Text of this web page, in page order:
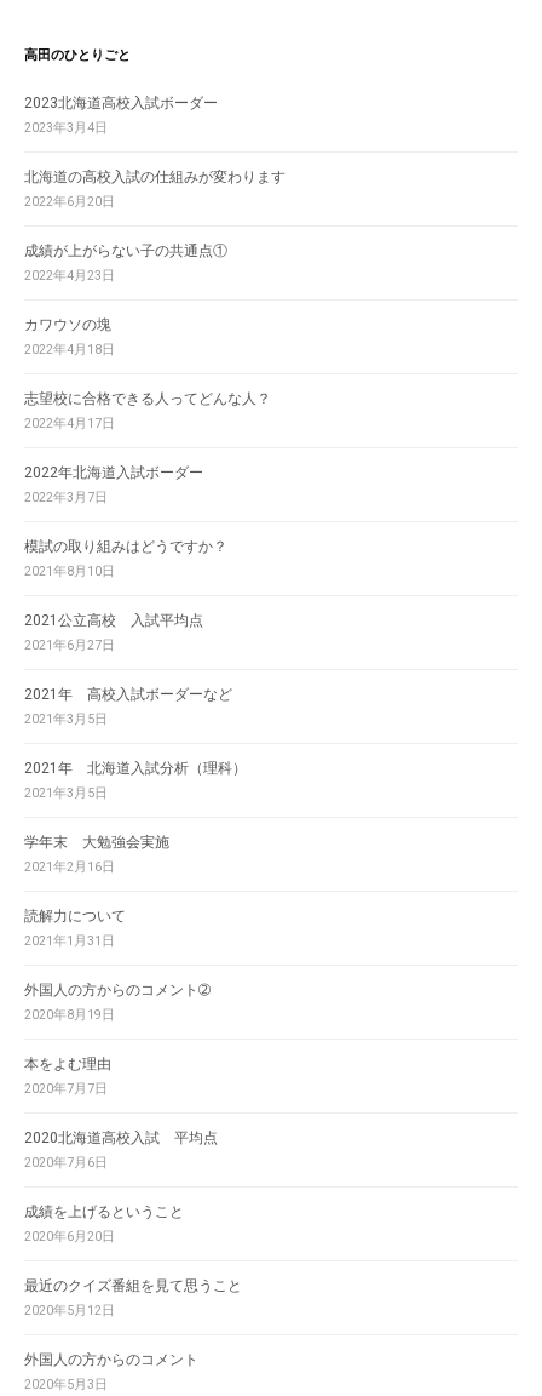
高田のひとりごと
2023北海道高校入試ボーダー
2023年3月4日
北海道の高校入試の仕組みが変わります
2022年6月20日
成績が上がらない子の共通点①
2022年4月23日
カワウソの塊
2022年4月18日
志望校に合格できる人ってどんな人？
2022年4月17日
2022年北海道入試ボーダー
2022年3月7日
模試の取り組みはどうですか？
2021年8月10日
2021公立高校 入試平均点
2021年6月27日
2021年 高校入試ボーダーなど
2021年3月5日
2021年 北海道入試分析（理科）
2021年3月5日
学年末 大勉強会実施
2021年2月16日
読解力について
2021年1月31日
外国人の方からのコメント➁
2020年8月19日
本をよむ理由
2020年7月7日
2020北海道高校入試 平均点
2020年7月6日
成績を上げるということ
2020年6月20日
最近のクイズ番組を見て思うこと
2020年5月12日
外国人の方からのコメント
2020年5月3日